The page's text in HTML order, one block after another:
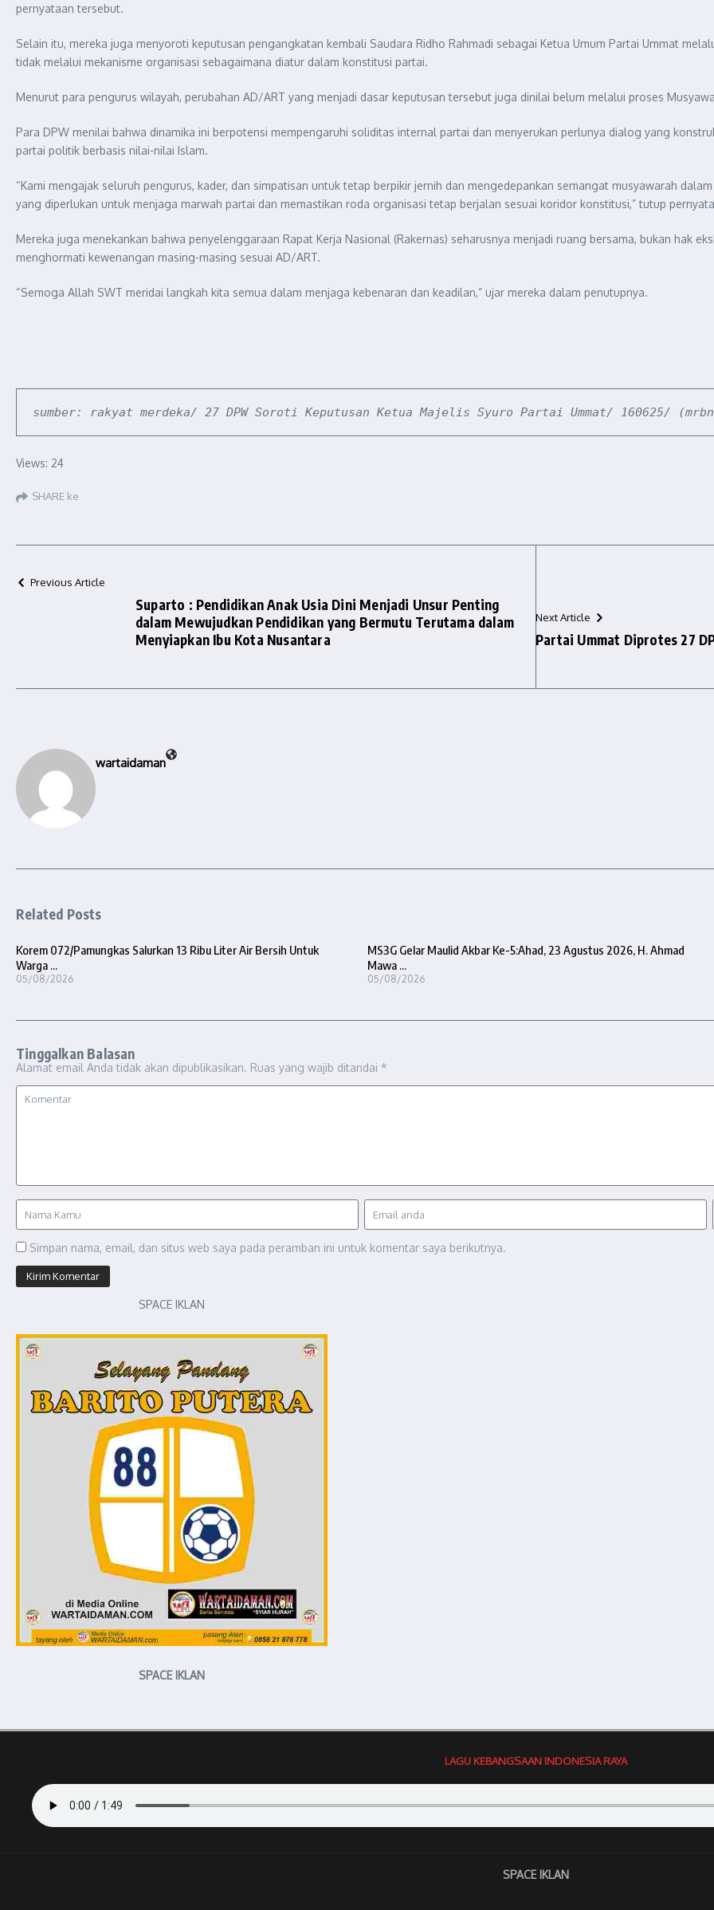
pernyataan tersebut.
Selain itu, mereka juga menyoroti keputusan pengangkatan kembali Saudara Ridho Rahmadi sebagai Ketua Umum Partai Ummat
tidak melalui mekanisme organisasi sebagaimana diatur dalam konstitusi partai.
Menurut para pengurus wilayah, perubahan AD/ART yang menjadi dasar keputusan tersebut juga dinilai belum melalui proses
Para DPW menilai bahwa dinamika ini berpotensi mempengaruhi soliditas internal partai dan menyerukan perlunya dialog yang
partai politik berbasis nilai-nilai Islam.
“Kami mengajak seluruh pengurus, kader, dan simpatisan untuk tetap berpikir jernih dan mengedepankan semangat musyawarah
yang diperlukan untuk menjaga marwah partai dan memastikan roda organisasi tetap berjalan sesuai koridor konstitusi,” tutup
Mereka juga menekankan bahwa penyelenggaraan Rapat Kerja Nasional (Rakernas) seharusnya menjadi ruang bersama, bukan hak
menghormati kewenangan masing-masing sesuai AD/ART.
“Semoga Allah SWT meridai langkah kita semua dalam menjaga kebenaran dan keadilan,” ujar mereka dalam penutupnya.
sumber: rakyat merdeka/ 27 DPW Soroti Keputusan Ketua Majelis Syuro Partai Ummat/ 160625/
Views: 24
SHARE ke
Previous Article
Suparto : Pendidikan Anak Usia Dini Menjadi Unsur Penting
dalam Mewujudkan Pendidikan yang Bermutu Terutama dalam
Menyiapkan Ibu Kota Nusantara
Next Article
Partai Ummat Diprotes 27
wartaidaman
Related Posts
Korem 072/Pamungkas Salurkan 13 Ribu Liter Air Bersih Untuk
Warga ...
05/08/2026
MS3G Gelar Maulid Akbar Ke-5:Ahad, 23 Agustus 2026, H. Ahmad
Mawa ...
05/08/2026
Tinggalkan Balasan
Alamat email Anda tidak akan dipublikasikan. Ruas yang wajib ditandai *
Simpan nama, email, dan situs web saya pada peramban ini untuk komentar saya berikutnya.
SPACE IKLAN
SPACE IKLAN
LAGU KEBANGSAAN INDONESIA RAYA
SPACE IKLAN